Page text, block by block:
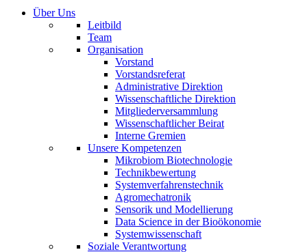
Über Uns
Leitbild
Team
Organisation
Vorstand
Vorstandsreferat
Administrative Direktion
Wissenschaftliche Direktion
Mitgliederversammlung
Wissenschaftlicher Beirat
Interne Gremien
Unsere Kompetenzen
Mikrobiom Biotechnologie
Technikbewertung
Systemverfahrenstechnik
Agromechatronik
Sensorik und Modellierung
Data Science in der Bioökonomie
Systemwissenschaft
Soziale Verantwortung